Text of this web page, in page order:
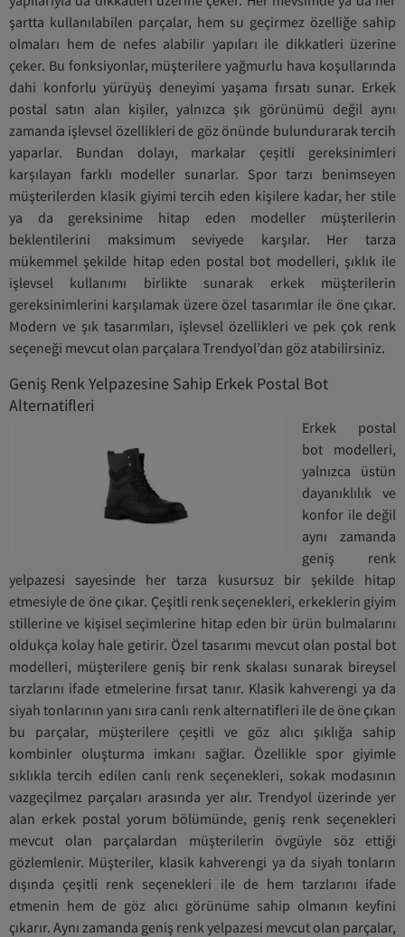
şartta kullanılabilen parçalar, hem su geçirmez özelliğe sahip
olmaları hem de nefes alabilir yapıları ile dikkatleri üzerine
çeker. Bu fonksiyonlar, müşterilere yağmurlu hava koşullarında
dahi konforlu yürüyüş deneyimi yaşama fırsatı sunar. Erkek
postal satın alan kişiler, yalnızca şık görünümü değil aynı
zamanda işlevsel özellikleri de göz önünde bulundurarak tercih
yaparlar. Bundan dolayı, markalar çeşitli gereksinimleri
karşılayan farklı modeller sunarlar. Spor tarzı benimseyen
müşterilerden klasik giyimi tercih eden kişilere kadar, her stile
ya da gereksinime hitap eden modeller müşterilerin
beklentilerini maksimum seviyede karşılar. Her tarza
mükemmel şekilde hitap eden postal bot modelleri, şıklık ile
işlevsel kullanımı birlikte sunarak erkek müşterilerin
gereksinimlerini karşılamak üzere özel tasarımlar ile öne çıkar.
Modern ve şık tasarımları, işlevsel özellikleri ve pek çok renk
seçeneği mevcut olan parçalara Trendyol’dan göz atabilirsiniz.
Geniş Renk Yelpazesine Sahip Erkek Postal Bot
Alternatifleri
Erkek postal
bot modelleri,
yalnızca üstün
dayanıklılık ve
konfor ile değil
aynı zamanda
geniş renk
yelpazesi sayesinde her tarza kusursuz bir şekilde hitap
etmesiyle de öne çıkar. Çeşitli renk seçenekleri, erkeklerin giyim
stillerine ve kişisel seçimlerine hitap eden bir ürün bulmalarını
oldukça kolay hale getirir. Özel tasarımı mevcut olan postal bot
modelleri, müşterilere geniş bir renk skalası sunarak bireysel
tarzlarını ifade etmelerine fırsat tanır. Klasik kahverengi ya da
siyah tonlarının yanı sıra canlı renk alternatifleri ile de öne çıkan
bu parçalar, müşterilere çeşitli ve göz alıcı şıklığa sahip
kombinler oluşturma imkanı sağlar. Özellikle spor giyimle
sıklıkla tercih edilen canlı renk seçenekleri, sokak modasının
vazgeçilmez parçaları arasında yer alır. Trendyol üzerinde yer
alan erkek postal yorum bölümünde, geniş renk seçenekleri
mevcut olan parçalardan müşterilerin övgüyle söz ettiği
gözlemlenir. Müşteriler, klasik kahverengi ya da siyah tonların
dışında çeşitli renk seçenekleri ile de hem tarzlarını ifade
etmenin hem de göz alıcı görünüme sahip olmanın keyfini
çıkarır. Aynı zamanda geniş renk yelpazesi mevcut olan parçalar,